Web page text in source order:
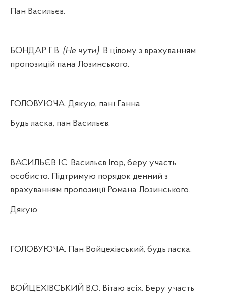
Пан Васильєв.
БОНДАР Г.В. (Не чути) В цілому з врахуванням
пропозицій пана Лозинського.
ГОЛОВУЮЧА. Дякую, пані Ганна.
Будь ласка, пан Васильєв.
ВАСИЛЬЄВ І.С. Васильєв Ігор, беру участь
особисто. Підтримую порядок денний з
врахуванням пропозиції Романа Лозинського.
Дякую.
ГОЛОВУЮЧА. Пан Войцехівський, будь ласка.
ВОЙЦЕХІВСЬКИЙ В.О. Вітаю всіх. Беру участь